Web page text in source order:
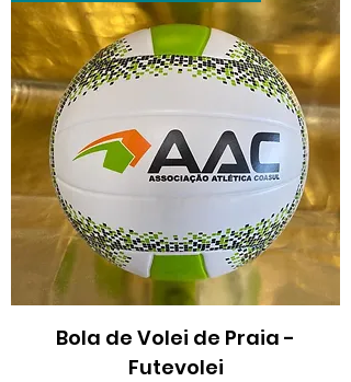
Bola de Volei de Praia -
Futevolei